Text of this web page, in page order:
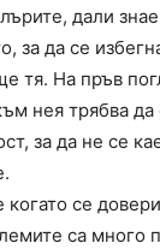
дали
за да се
тя. На пръв
нея трябва
за да не се
когато се
са много